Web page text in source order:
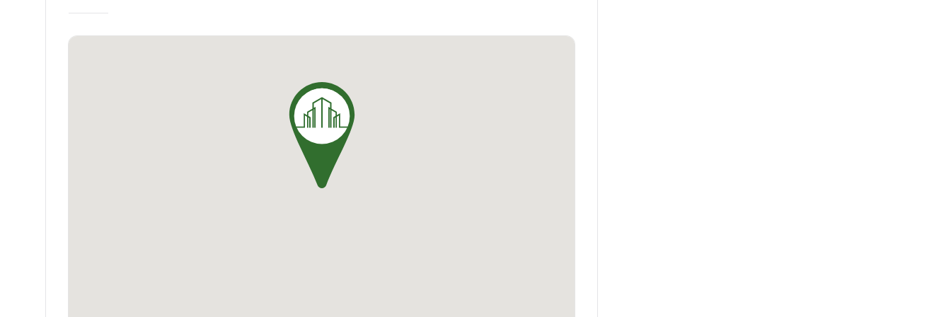
vous garantit un confort de vie optimal. Les appartements de UNION SQUARE bénéficient
Venez découvrir votre future résidence : UNION SQUARE, le choix évident pour votre